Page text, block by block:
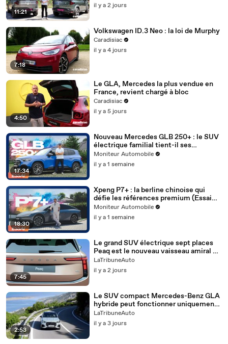
11:21
il y a 2 jours
7:18
Volkswagen ID.3 Neo : la loi de Murphy
Caradisiac
il y a 4 jours
4:50
Le GLA, Mercedes la plus vendue en
France, revient chargé à bloc
Caradisiac
il y a 5 jours
17:34
Nouveau Mercedes GLB 250+ : le SUV
électrique familial tient-il ses
promesses ? (Essai détaillé)
Moniteur Automobile
il y a 1 semaine
18:30
Xpeng P7+ : la berline chinoise qui
défie les références premium (Essai
détaillé)
Moniteur Automobile
il y a 1 semaine
7:45
Le grand SUV électrique sept places
Peaq est le nouveau vaisseau amiral de
Skoda
LaTribuneAuto
il y a 2 jours
2:53
Le SUV compact Mercedes-Benz GLA
hybride peut fonctionner uniquement
à l'électricité
LaTribuneAuto
il y a 3 jours